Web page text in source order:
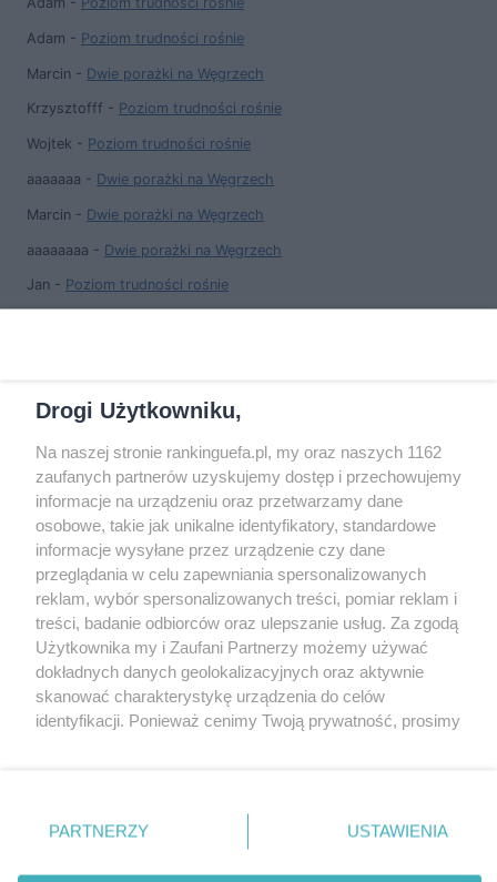
Adam - Poziom trudności rośnie
Marcin - Dwie porażki na Węgrzech
Krzysztofff - Poziom trudności rośnie
Wojtek - Poziom trudności rośnie
aaaaaaa - Dwie porażki na Węgrzech
Marcin - Dwie porażki na Węgrzech
aaaaaaaa - Dwie porażki na Węgrzech
Jan - Poziom trudności rośnie
COPYRIGHT
© Jan Sikorski 2009-2026, Rankinguefa.pl.
Wszystkie prawa zastrzeżone.
Wykonanie: Strony Internetowe Warszawa
O WITRYNIE
UEFA, a jej treści są prywatnymi opiniami i
Ta strona korzysta z ciasteczek aby świadczyć usługi na
Drogi Użytkowniku,
Na naszej stronie rankinguefa.pl, my oraz naszych 1162
zaufanych partnerów uzyskujemy dostęp i przechowujemy
informacje na urządzeniu oraz przetwarzamy dane
osobowe, takie jak unikalne identyfikatory, standardowe
informacje wysyłane przez urządzenie czy dane
przeglądania w celu zapewniania spersonalizowanych
reklam, wybór spersonalizowanych treści, pomiar reklam i
treści, badanie odbiorców oraz ulepszanie usług. Za zgodą
Użytkownika my i Zaufani Partnerzy możemy używać
dokładnych danych geolokalizacyjnych oraz aktywnie
skanować charakterystykę urządzenia do celów
identyfikacji. Ponieważ cenimy Twoją prywatność, prosimy
prywatności znajdujący się w lewym dolnym rogu strony
. Niektóre rodzaje przetwarzania danych nie wymagają
zgody użytkownika, ale masz prawo sprzeciwić się
PARTNERZY USTAWIENIA